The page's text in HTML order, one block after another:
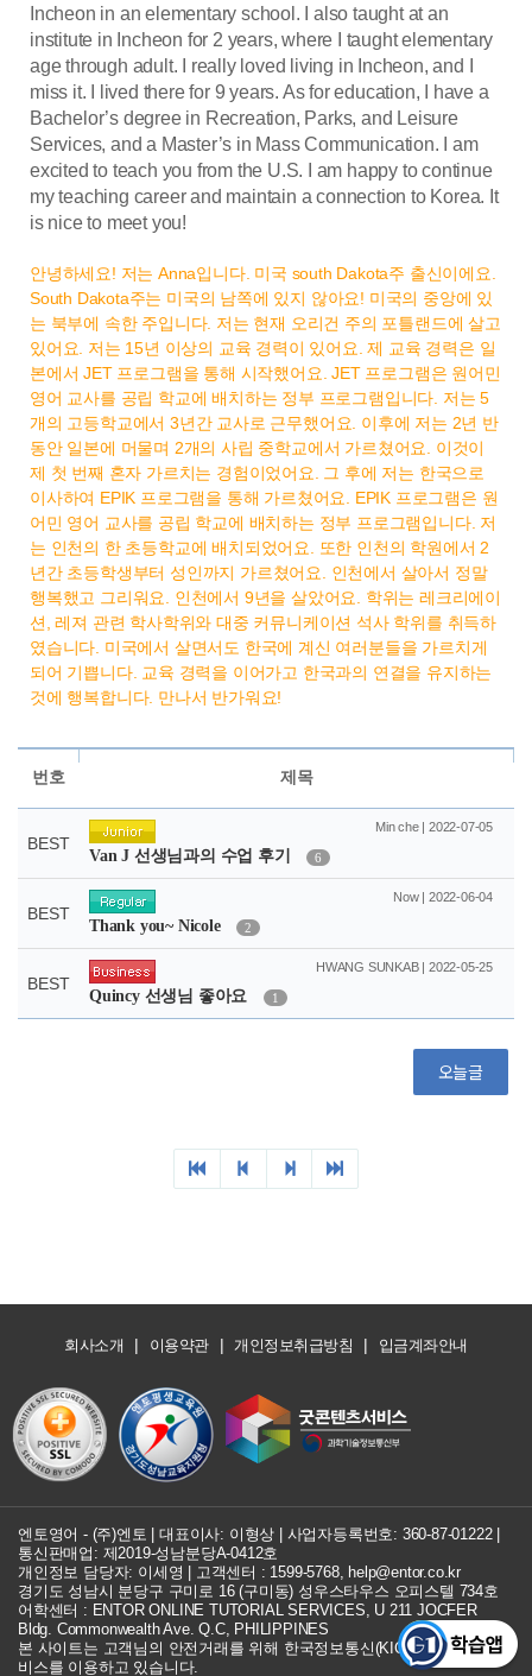
Incheon in an elementary school. I also taught at an
institute in Incheon for 2 years, where I taught elementary
age through adult. I really loved living in Incheon, and I
miss it. I lived there for 9 years. As for education, I have a
Bachelor’s degree in Recreation, Parks, and Leisure
Services, and a Master’s in Mass Communication. I am
excited to teach you from the U.S. I am happy to continue
my teaching career and maintain a connection to Korea. It
is nice to meet you!
안녕하세요! 저는 Anna입니다. 미국 south Dakota주 출신이에요.
South Dakota주는 미국의 남쪽에 있지 않아요! 미국의 중앙에 있
는 북부에 속한 주입니다. 저는 현재 오리건 주의 포틀랜드에 살고
있어요. 저는 15년 이상의 교육 경력이 있어요. 제 교육 경력은 일
본에서 JET 프로그램을 통해 시작했어요. JET 프로그램은 원어민
영어 교사를 공립 학교에 배치하는 정부 프로그램입니다. 저는 5
개의 고등학교에서 3년간 교사로 근무했어요. 이후에 저는 2년 반
동안 일본에 머물며 2개의 사립 중학교에서 가르쳤어요. 이것이
제 첫 번째 혼자 가르치는 경험이었어요. 그 후에 저는 한국으로
이사하여 EPIK 프로그램을 통해 가르쳤어요. EPIK 프로그램은 원
어민 영어 교사를 공립 학교에 배치하는 정부 프로그램입니다. 저
는 인천의 한 초등학교에 배치되었어요. 또한 인천의 학원에서 2
년간 초등학생부터 성인까지 가르쳤어요. 인천에서 살아서 정말
행복했고 그리워요. 인천에서 9년을 살았어요. 학위는 레크리에이
션, 레져 관련 학사학위와 대중 커뮤니케이션 석사 학위를 취득하
였습니다. 미국에서 살면서도 한국에 계신 여러분들을 가르치게
되어 기쁩니다. 교육 경력을 이어가고 한국과의 연결을 유지하는
것에 행복합니다. 만나서 반가워요!
회사소개 | 이용약관 | 개인정보취급방침 | 입금계좌안내
엔토영어 - (주)엔토 | 대표이사: 이형상 | 사업자등록번호: 360-87-01222|
통신판매업: 제2019-성남분당A-0412호
개인정보 담당자: 이세영 | 고객센터 : 1599-5768, help@entor.co.kr
경기도 성남시 분당구 구미로 16 (구미동) 성우스타우스 오피스텔 734호
어학센터 : ENTOR ONLINE TUTORIAL SERVICES, U 211 JOCFER
Bldg. Commonwealth Ave. Q.C, PHILIPPINES
본 사이트는 고객님의 안전거래를 위해 한국정보통신(KICC) 구매안전 서
비스를 이용하고 있습니다.